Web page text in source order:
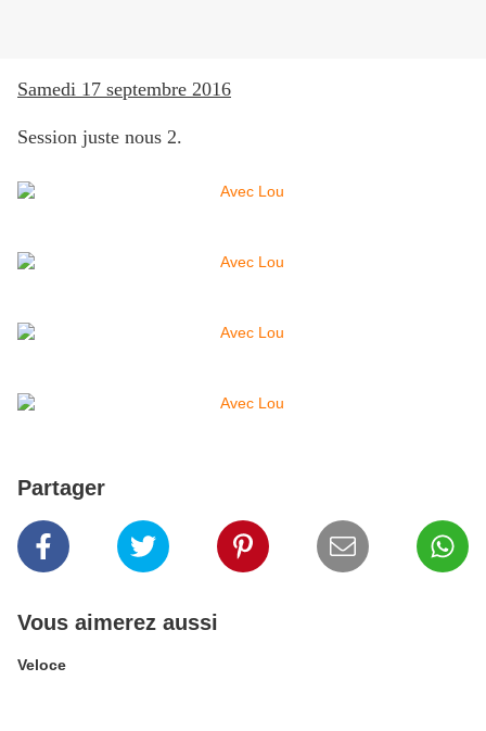
Samedi 17 septembre 2016
Session juste nous 2.
Partager
Vous aimerez aussi
Veloce